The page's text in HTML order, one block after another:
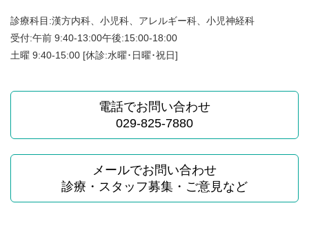
診療科目:漢方内科、小児科、アレルギー科、小児神経科
受付:午前 9:40-13:00午後:15:00-18:00
土曜 9:40-15:00 [休診:水曜･日曜･祝日]
電話でお問い合わせ
029-825-7880
メールでお問い合わせ
診療・スタッフ募集・ご意見など